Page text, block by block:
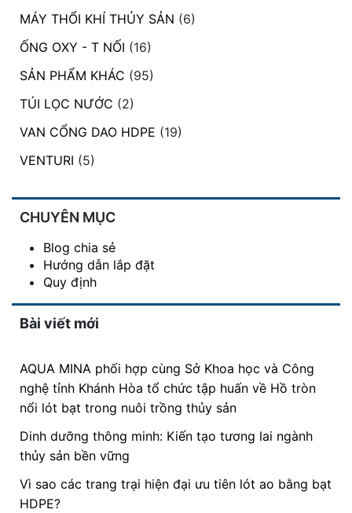
MÁY THỔI KHÍ THỦY SẢN (6)
ỐNG OXY - T NỐI (16)
SẢN PHẨM KHÁC (95)
TÚI LỌC NƯỚC (2)
VAN CỔNG DAO HDPE (19)
VENTURI (5)
CHUYÊN MỤC
Blog chia sẻ
Hướng dẫn lắp đặt
Quy định
Bài viết mới
AQUA MINA phối hợp cùng Sở Khoa học và Công
nghệ tỉnh Khánh Hòa tổ chức tập huấn về Hồ tròn
nổi lót bạt trong nuôi trồng thủy sản
Dinh dưỡng thông minh: Kiến tạo tương lai ngành
thủy sản bền vững
Vì sao các trang trại hiện đại ưu tiên lót ao bằng bạt
HDPE?